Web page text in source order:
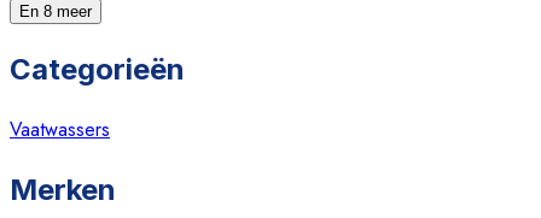
En 8 meer
Categorieën
Vaatwassers
Merken